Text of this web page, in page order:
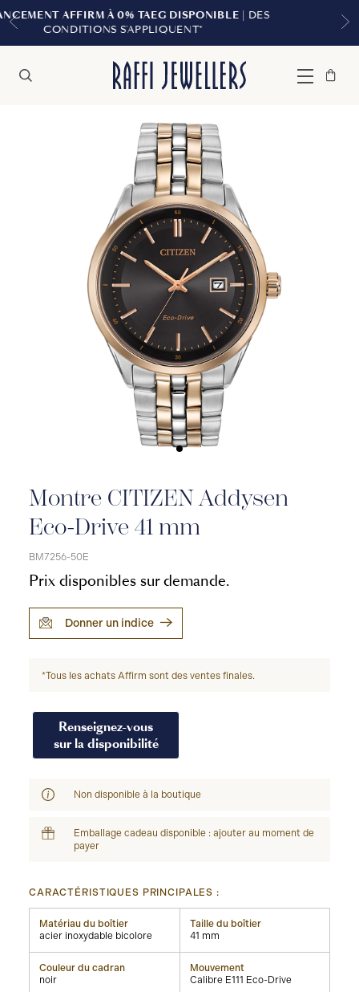
| DES
LIVRAISON GRATUITE À PARTIR
Menu
Sac
Fermer
Montre CITIZEN Addysen
Eco-Drive 41 mm
BM7256-50E
Prix disponibles sur demande.
Donner un indice
*Tous les achats Affirm sont des ventes finales.
Renseignez-vous
sur la disponibilité
Non disponible à la boutique
Emballage cadeau disponible : ajouter au moment de
payer
CARACTÉRISTIQUES PRINCIPALES :
Matériau du boîtier
acier inoxydable bicolore
Taille du boîtier
41 mm
Couleur du cadran
noir
Mouvement
Calibre E111 Eco-Drive